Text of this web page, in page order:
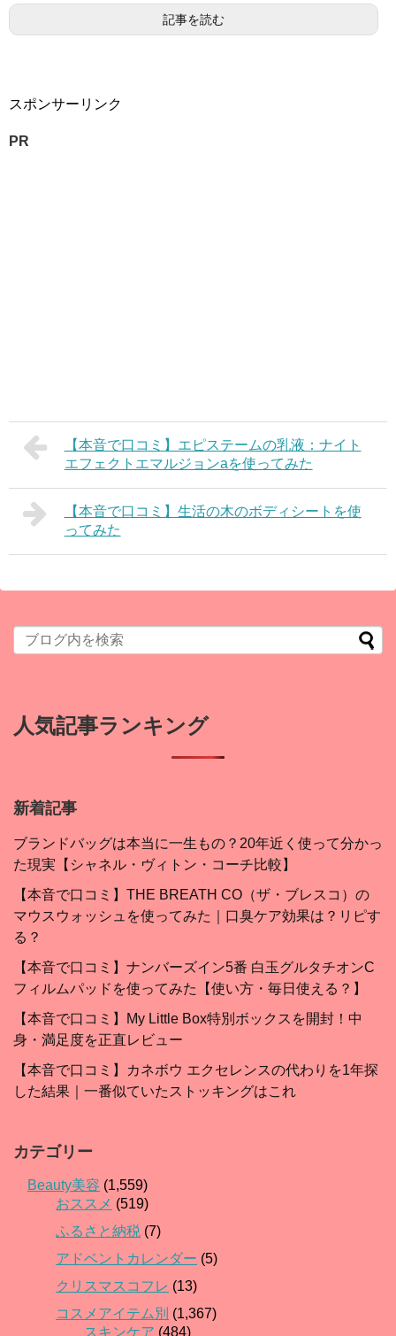
記事を読む
スポンサーリンク
PR
【本音で口コミ】エピステームの乳液：ナイト
エフェクトエマルジョンaを使ってみた
【本音で口コミ】生活の木のボディシートを使
ってみた
人気記事ランキング
新着記事
ブランドバッグは本当に一生もの？20年近く使って分かっ
た現実【シャネル・ヴィトン・コーチ比較】
【本音で口コミ】THE BREATH CO（ザ・ブレスコ）の
マウスウォッシュを使ってみた｜口臭ケア効果は？リピす
る？
【本音で口コミ】ナンバーズイン5番 白玉グルタチオンC
フィルムパッドを使ってみた【使い方・毎日使える？】
【本音で口コミ】My Little Box特別ボックスを開封！中
身・満足度を正直レビュー
【本音で口コミ】カネボウ エクセレンスの代わりを1年探
した結果｜一番似ていたストッキングはこれ
カテゴリー
Beauty美容 (1,559)
おススメ (519)
ふるさと納税 (7)
アドベントカレンダー (5)
クリスマスコフレ (13)
コスメアイテム別 (1,367)
スキンケア (484)